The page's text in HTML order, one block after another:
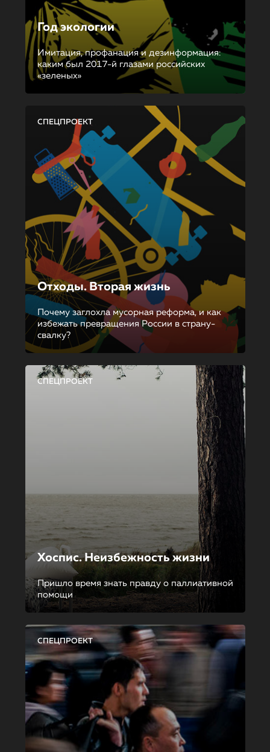
Год экологии
Имитация, профанация и дезинформация:
каким был 2017-й глазами российских
«зеленых»
СПЕЦПРОЕКТ
Отходы. Вторая жизнь
Почему заглохла мусорная реформа, и как
избежать превращения России в страну-
свалку?
СПЕЦПРОЕКТ
Хоспис. Неизбежность жизни
Пришло время знать правду о паллиативной
помощи
СПЕЦПРОЕКТ